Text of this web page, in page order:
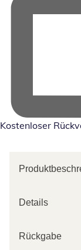
Kostenloser
Details
Rückgabe